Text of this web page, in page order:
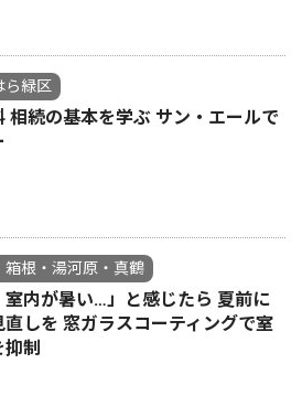
ら緑区
相続の基本を学ぶ サン・エールで
箱根・湯河原・真鶴
室内が暑い…」と感じたら 夏前に
直しを 窓ガラスコーティングで室
抑制